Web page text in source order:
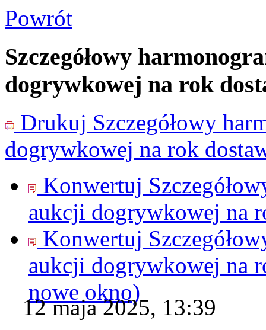
Powrót
Szczegółowy
dogrywkowej na rok
Drukuj Szczegółowy
dogrywkowej na rok
Konwertuj
aukcji dogrywkowej na
Konwertuj
aukcji dogrywkowej na
nowe okno)
12 maja 2025, 13:39